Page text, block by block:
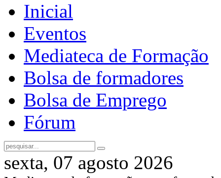
Inicial
Eventos
Mediateca de Formação
Bolsa de formadores
Bolsa de Emprego
Fórum
sexta, 07 agosto 2026